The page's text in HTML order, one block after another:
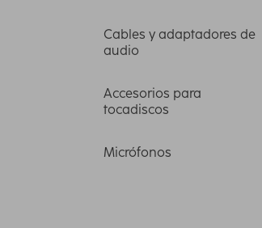
Cables y adaptadores de
audio
Accesorios para
tocadiscos
Micrófonos